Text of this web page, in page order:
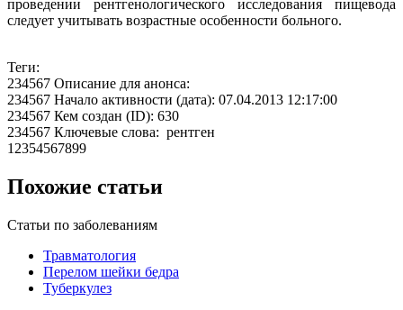
проведении рентгенологического исследования пищевода
следует учитывать возрастные особенности больного.
Теги:
234567 Описание для анонса:
234567 Начало активности (дата): 07.04.2013 12:17:00
234567 Кем создан (ID): 630
234567 Ключевые слова: рентген
12354567899
Похожие статьи
Статьи по заболеваниям
Травматология
Перелом шейки бедра
Туберкулез